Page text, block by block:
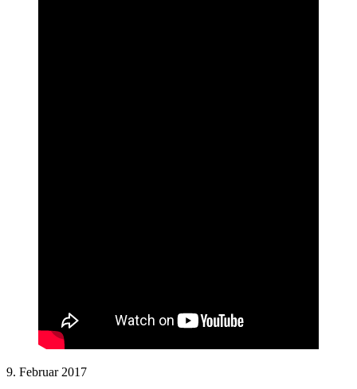
9. Februar 2017